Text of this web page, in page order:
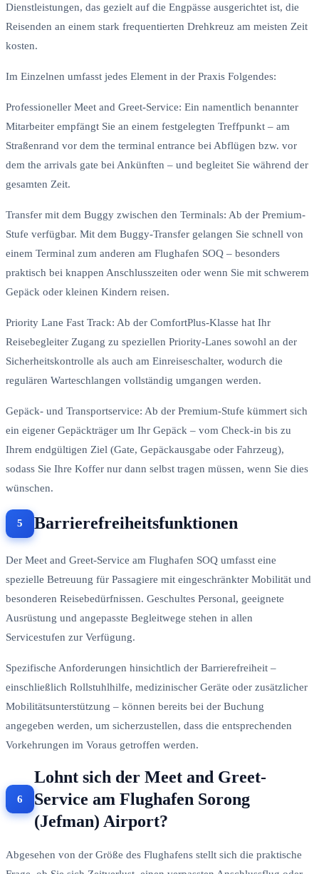
Dienstleistungen, das gezielt auf die Engpässe ausgerichtet ist, die
Reisenden an einem stark frequentierten Drehkreuz am meisten Zeit
kosten.
Im Einzelnen umfasst jedes Element in der Praxis Folgendes:
Professioneller Meet and Greet-Service: Ein namentlich benannter
Mitarbeiter empfängt Sie an einem festgelegten Treffpunkt – am
Straßenrand vor dem the terminal entrance bei Abflügen bzw. vor
dem the arrivals gate bei Ankünften – und begleitet Sie während der
gesamten Zeit.
Transfer mit dem Buggy zwischen den Terminals: Ab der Premium-
Stufe verfügbar. Mit dem Buggy-Transfer gelangen Sie schnell von
einem Terminal zum anderen am Flughafen SOQ – besonders
praktisch bei knappen Anschlusszeiten oder wenn Sie mit schwerem
Gepäck oder kleinen Kindern reisen.
Priority Lane Fast Track: Ab der ComfortPlus-Klasse hat Ihr
Reisebegleiter Zugang zu speziellen Priority-Lanes sowohl an der
Sicherheitskontrolle als auch am Einreiseschalter, wodurch die
regulären Warteschlangen vollständig umgangen werden.
Gepäck- und Transportservice: Ab der Premium-Stufe kümmert sich
ein eigener Gepäckträger um Ihr Gepäck – vom Check-in bis zu
Ihrem endgültigen Ziel (Gate, Gepäckausgabe oder Fahrzeug),
sodass Sie Ihre Koffer nur dann selbst tragen müssen, wenn Sie dies
wünschen.
Barrierefreiheitsfunktionen
Der Meet and Greet-Service am Flughafen SOQ umfasst eine
spezielle Betreuung für Passagiere mit eingeschränkter Mobilität und
besonderen Reisebedürfnissen. Geschultes Personal, geeignete
Ausrüstung und angepasste Begleitwege stehen in allen
Servicestufen zur Verfügung.
Spezifische Anforderungen hinsichtlich der Barrierefreiheit –
einschließlich Rollstuhlhilfe, medizinischer Geräte oder zusätzlicher
Mobilitätsunterstützung – können bereits bei der Buchung
angegeben werden, um sicherzustellen, dass die entsprechenden
Vorkehrungen im Voraus getroffen werden.
Lohnt sich der Meet and Greet-
Service am Flughafen Sorong
(Jefman) Airport?
Abgesehen von der Größe des Flughafens stellt sich die praktische